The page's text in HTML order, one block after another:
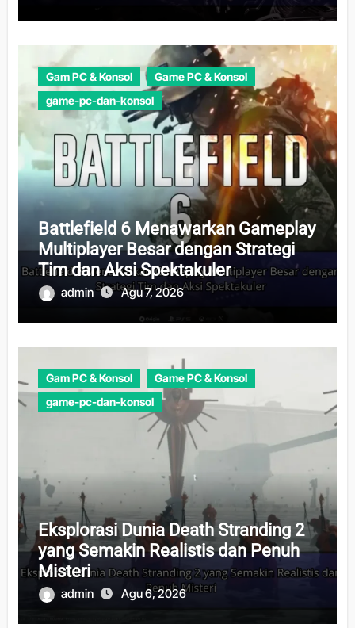
Gam PC & Konsol
Game PC & Konsol
game-pc-dan-konsol
Battlefield 6 Menawarkan Gameplay
Multiplayer Besar dengan Strategi
Tim dan Aksi Spektakuler
admin Agu 7, 2026
Gam PC & Konsol
Game PC & Konsol
game-pc-dan-konsol
Eksplorasi Dunia Death Stranding 2
yang Semakin Realistis dan Penuh
Misteri
admin Agu 6, 2026